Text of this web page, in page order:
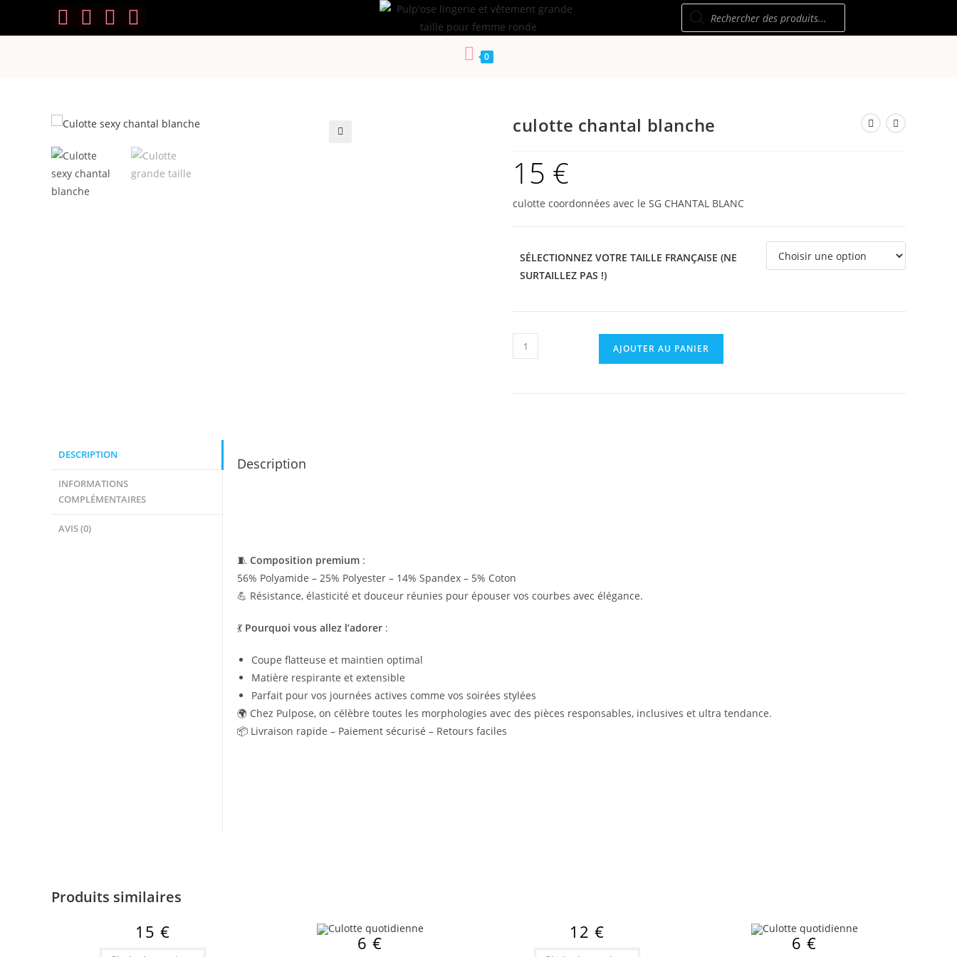
Recherche
0
culotte chantal blanche
15 €
culotte coordonnées avec le SG CHANTAL BLANC
SÉLECTIONNEZ VOTRE TAILLE FRANÇAISE (NE
SURTAILLEZ PAS !)
AJOUTER AU PANIER
DESCRIPTION
INFORMATIONS
COMPLÉMENTAIRES
AVIS (0)
Description
🧵 Composition premium :
56% Polyamide – 25% Polyester – 14% Spandex – 5% Coton
💪 Résistance, élasticité et douceur réunies pour épouser vos courbes avec élégance.
💃 Pourquoi vous allez l’adorer :
Coupe flatteuse et maintien optimal
Matière respirante et extensible
Parfait pour vos journées actives comme vos soirées stylées
🌍 Chez Pulpose, on célèbre toutes les morphologies avec des pièces responsables, inclusives et ultra tendance.
📦 Livraison rapide – Paiement sécurisé – Retours faciles
Produits similaires
15€
6€
12€
6€